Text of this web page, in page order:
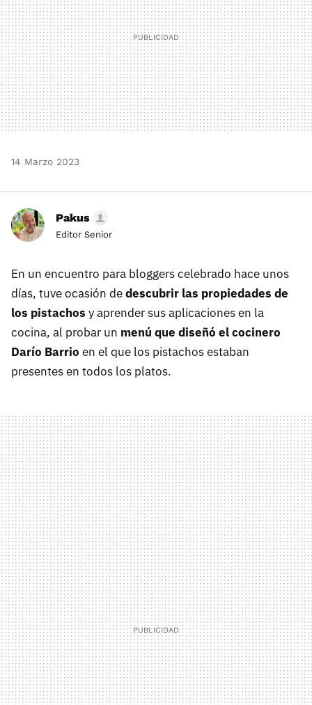
14 Marzo 2023
Pakus
Editor Senior
En un encuentro para bloggers celebrado hace unos
días, tuve ocasión dedescubrir las propiedades de
los pistachos y aprender sus aplicaciones en la
cocina, al probar un menú que diseñó el cocinero
Darío Barrio en el que los pistachos estaban
presentes en todos los platos.